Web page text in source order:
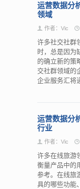
运营数据分
领域
作者：Vic
许多社交社群
时，总是因为
的确立新的策
交社群领域的
企业服务汇将
运营数据分
行业
作者：Vic
许多在线旅游
衡量产品中的
参考。在线旅
具的哪些功能